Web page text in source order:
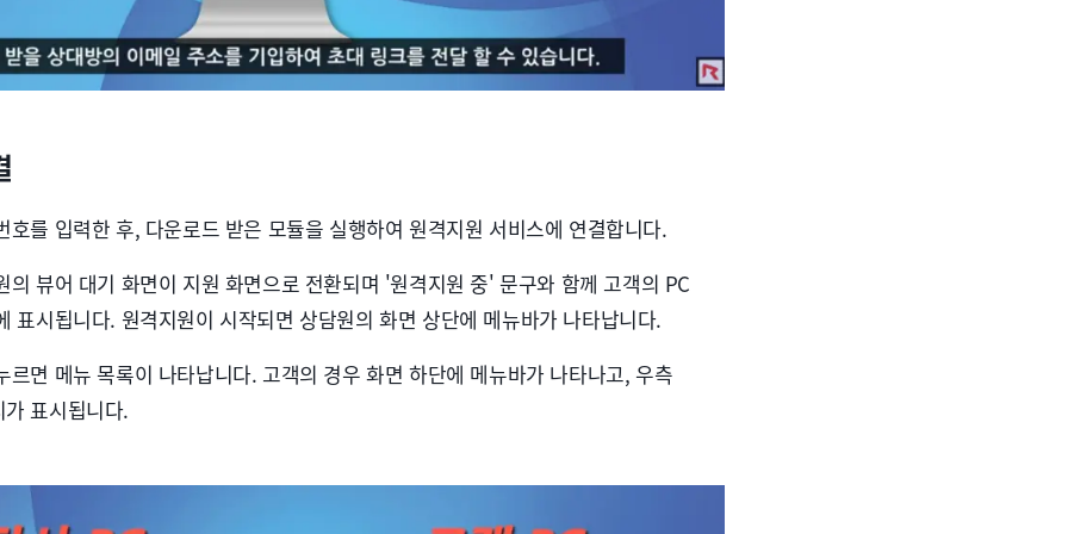
호를 입력한 후, 다운로드 받은 모듈을 실행하여 원격지원 서비스에 연결합니다.
의 뷰어 대기 화면이 지원 화면으로 전환되며 '원격지원 중' 문구와 함께 고객의 PC
표시됩니다. 원격지원이 시작되면 상담원의 화면 상단에 메뉴바가 나타납니다.
르면 메뉴 목록이 나타납니다. 고객의 경우 화면 하단에 메뉴바가 나타나고, 우측
표시됩니다.